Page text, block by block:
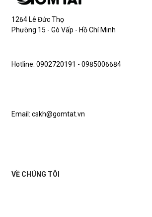
1264 Lê Đức Thọ
Phường 15 - Gò Vấp - Hồ Chí Minh
Hotline: 0902720191 - 0985006684
Email: cskh@gomtat.vn
VỀ CHÚNG TÔI